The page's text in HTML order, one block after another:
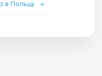
в Польщі →